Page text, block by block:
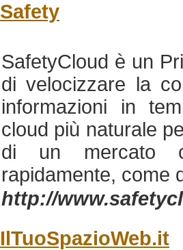
Safety
SafetyCloud è un
di velocizzare la
informazioni in
cloud più naturale
di un mercato
rapidamente, come
http://
IlTuoSpazioWeb.it